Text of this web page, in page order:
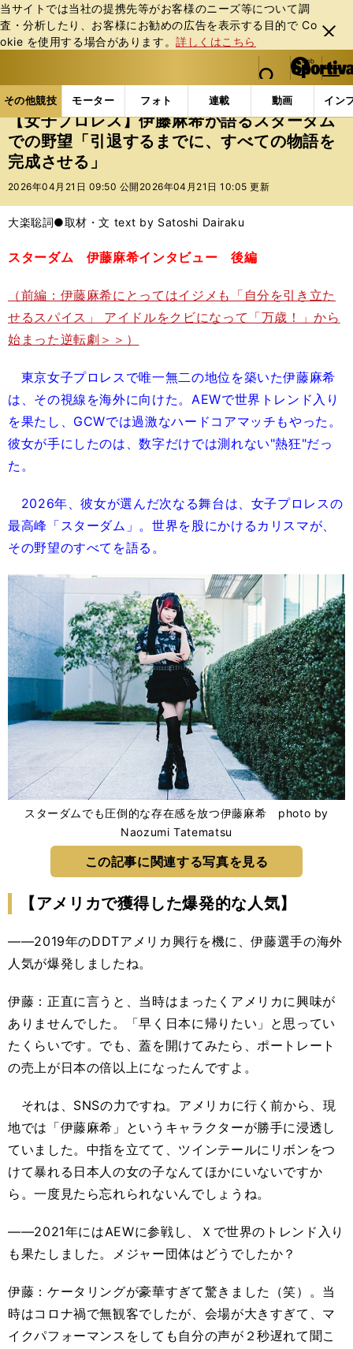
当サイトでは当社の提携先等がお客様のニーズ等について調
査・分析したり、お客様にお勧めの広告を表⽰する⽬的で Co
okie を使⽤する場合があります。詳しくはこちら
閉じ
る
web Sportiva (webスポルティーバ)
検索
マイペ
ー
ジ
メニュ
その他競技 モーター フォト 連載 動画 イン
ス
ポ
ル
テ
ー
バ
その他競技の記事一覧 格闘技 プロレス 【女子
【女子プロレス】伊藤麻希が語るスターダム
での野望「引退するまでに、すべての物語を
完成させる」
2026年04月21日 09:50 公開 2026年04月21日 10:05 更新
大楽聡詞●取材・文 text by Satoshi Dairaku
スターダム 伊藤麻希インタビュー 後編
（前編：伊藤麻希にとってはイジメも「自分を引き立た
せるスパイス」 アイドルをクビになって「万歳！」から
始まった逆転劇＞＞）
東京女子プロレスで唯一無二の地位を築いた伊藤麻希
は、その視線を海外に向けた。AEWで世界トレンド入り
を果たし、GCWでは過激なハードコアマッチもやった。
彼女が手にしたのは、数字だけでは測れない"熱狂"だっ
た。
2026年、彼女が選んだ次なる舞台は、女子プロレスの
最高峰「スターダム」。世界を股にかけるカリスマが、
その野望のすべてを語る。
スターダムでも圧倒的な存在感を放つ伊藤麻希 photo by
Naozumi Tatematsu
この記事に関連する写真を見る
【アメリカで獲得した爆発的な人気】
――2019年のDDTアメリカ興行を機に、伊藤選手の海外
人気が爆発しましたね。
伊藤：正直に言うと、当時はまったくアメリカに興味が
ありませんでした。「早く日本に帰りたい」と思ってい
たくらいです。でも、蓋を開けてみたら、ポートレート
の売上が日本の倍以上になったんですよ。
それは、SNSの力ですね。アメリカに行く前から、現
地では「伊藤麻希」というキャラクターが勝手に浸透し
ていました。中指を立てて、ツインテールにリボンをつ
けて暴れる日本人の女の子なんてほかにいないですか
ら。一度見たら忘れられないんでしょうね。
――2021年にはAEWに参戦し、Ｘで世界のトレンド入り
も果たしました。メジャー団体はどうでしたか？
伊藤：ケータリングが豪華すぎて驚きました（笑）。当
時はコロナ禍で無観客でしたが、会場が大きすぎて、マ
イクパフォーマンスをしても自分の声が２秒遅れて聞こ